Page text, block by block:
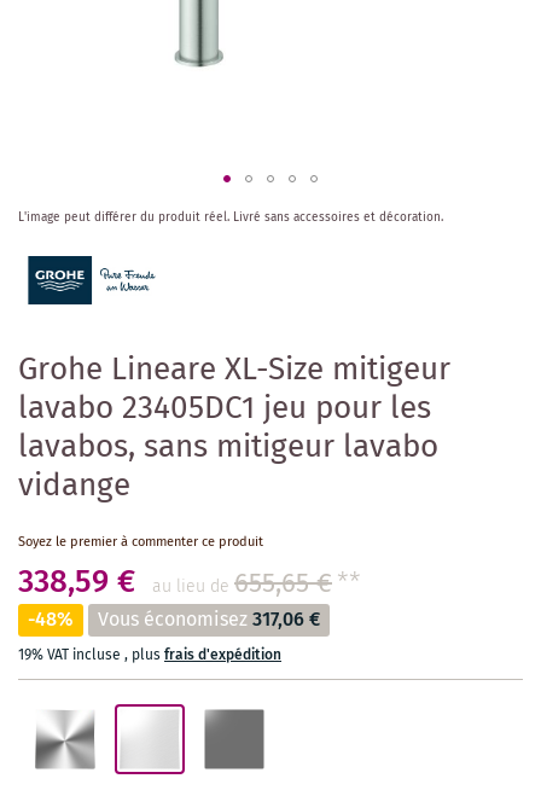
Grohe Lineare XL-Size mitigeur
lavabo 23405DC1 jeu pour les
lavabos, sans mitigeur lavabo
vidange
Soyez le premier à commenter ce produit
338,59 € au lieu de 655,65 €**
-48% Vous économisez317,06 €
19% VAT incluse , plusfrais d'expédition
Skip
the
beginning
of
images
gallery
L'image peut différer du produit réel. Livré sans accessoires et décoration.